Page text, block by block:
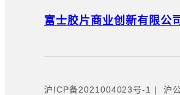
富士胶片商业创新有限公
沪ICP备2021004023号-1 |沪